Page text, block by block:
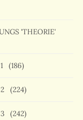
'THEORIE'
(186)
(224)
(242)